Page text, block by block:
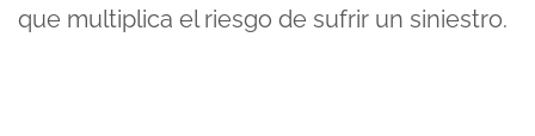
que multiplica el riesgo de sufrir un siniestro.